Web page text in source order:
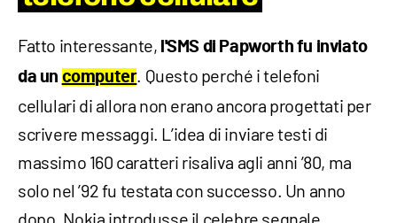
Fatto interessante, l'SMS di Papworth fu inviato
da un computer. Questo perché i telefoni
cellulari di allora non erano ancora progettati per
scrivere messaggi. L’idea di inviare testi di
massimo 160 caratteri risaliva agli anni ’80, ma
solo nel ’92 fu testata con successo. Un anno
dopo, Nokia introdusse il celebre segnale